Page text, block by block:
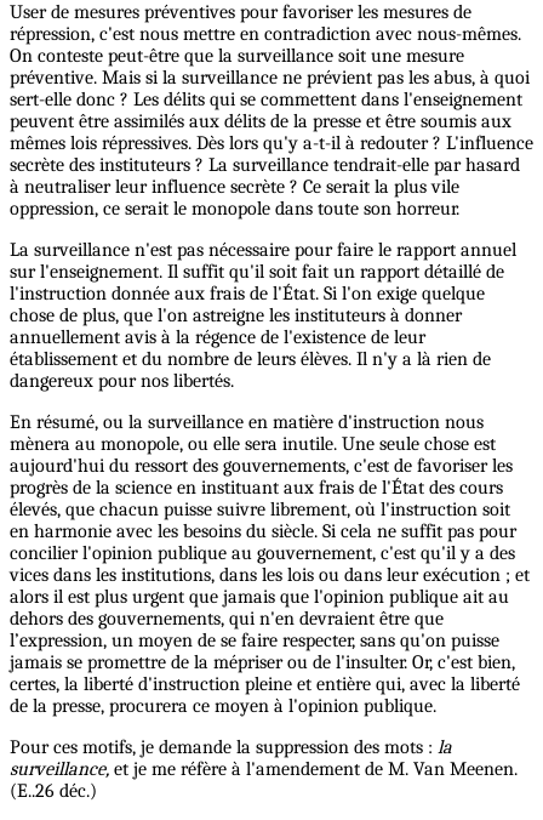
User de mesures préventives pour favoriser les mesures de
répression, c'est nous mettre en contradiction avec nous-mêmes.
On conteste peut-être que la surveillance soit une mesure
préventive. Mais si la surveillance ne prévient pas les abus, à quoi
sert-elle donc ? Les délits qui se commettent dans l'enseignement
peuvent être assimilés aux délits de la presse et être soumis aux
mêmes lois répressives. Dès lors qu'y a-t-il à redouter ? L'influence
secrète des instituteurs ? La surveillance tendrait-elle par hasard
à neutraliser leur influence secrète ? Ce serait la plus vile
oppression, ce serait le monopole dans toute son horreur.
La surveillance n'est pas nécessaire pour faire le rapport annuel
sur l'enseignement. Il suffit qu'il soit fait un rapport détaillé de
l'instruction donnée aux frais de l'État. Si l'on exige quelque
chose de plus, que l'on astreigne les instituteurs à donner
annuellement avis à la régence de l'existence de leur
établissement et du nombre de leurs élèves. Il n'y a là rien de
dangereux pour nos libertés.
En résumé, ou la surveillance en matière d'instruction nous
mènera au monopole, ou elle sera inutile. Une seule chose est
aujourd'hui du ressort des gouvernements, c'est de favoriser les
progrès de la science en instituant aux frais de l'État des cours
élevés, que chacun puisse suivre librement, où l'instruction soit
en harmonie avec les besoins du siècle. Si cela ne suffit pas pour
concilier l'opinion publique au gouvernement, c'est qu'il y a des
vices dans les institutions, dans les lois ou dans leur exécution ; et
alors il est plus urgent que jamais que l'opinion publique ait au
dehors des gouvernements, qui n'en devraient être que
l’expression, un moyen de se faire respecter, sans qu'on puisse
jamais se promettre de la mépriser ou de l'insulter. Or, c'est bien,
certes, la liberté d'instruction pleine et entière qui, avec la liberté
de la presse, procurera ce moyen à l'opinion publique.
Pour ces motifs, je demande la suppression des mots : la
surveillance, et je me réfère à l'amendement de M. Van Meenen.
(E..26 déc.)